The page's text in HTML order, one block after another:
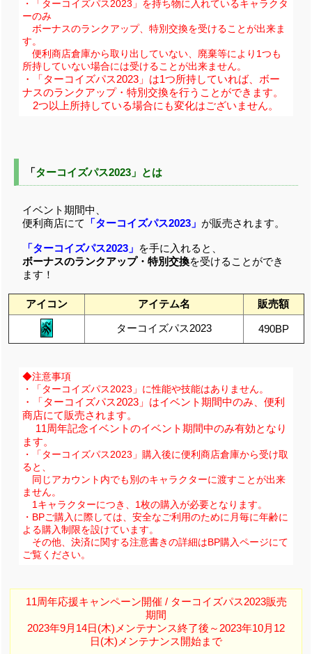
・「ターコイズパス2023」を持ち物に入れているキャラクタ
ーのみ
ボーナスのランクアップ、特別交換を受けることが出来ま
す。
便利商店倉庫から取り出していない、廃棄等により1つも
所持していない場合には受けることが出来ません。
・「ターコイズパス2023」は1つ所持していれば、ボー
ナスのランクアップ・特別交換を行うことができます。
2つ以上所持している場合にも変化はございません。
「ターコイズパス2023」とは
イベント期間中、
便利商店にて
「ターコイズパス2023」 が販売されます。
「ターコイズパス2023」 を手に入れると、
ボーナスのランクアップ・特別交換を受けることができ
ます！
アイコン アイテム名 販売額
ターコイズパス2023 490BP
◆注意事項
・「ターコイズパス2023」に性能や技能はありません。
・「ターコイズパス2023」はイベント期間中のみ、便利
商店にて販売されます。
11周年記念イベントのイベント期間中のみ有効となり
ます。
・「ターコイズパス2023」購入後に便利商店倉庫から受け取
ると、
同じアカウント内でも別のキャラクターに渡すことが出来
ません。
1キャラクターにつき、1枚の購入が必要となります。
・BPご購入に際しては、安全なご利用のために月毎に年齢に
よる購入制限を設けています。
その他、決済に関する注意書きの詳細はBP購入ページにて
ご覧ください。
11周年応援キャンペーン開催 / ターコイズパス2023販売
期間
2023年9月14日(木)メンテナンス終了後～2023年10月12
日(木)メンテナンス開始まで